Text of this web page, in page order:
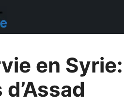
en